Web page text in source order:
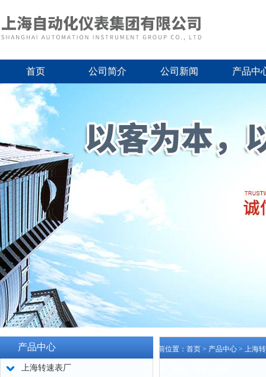
首页 公司简介 公司新闻 产品中
产品中心
上海转速表厂
当前位置： 首页 > 产品中心 > 上海